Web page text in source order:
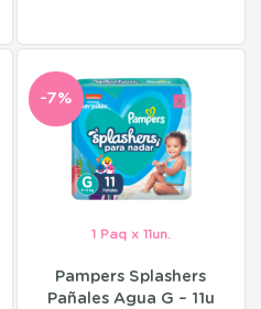
-7%
1 Paq x 11un.
Pampers Splashers
Pañales Agua G – 11u